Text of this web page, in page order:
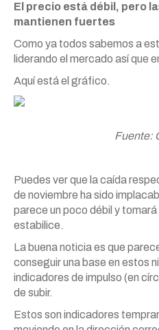
El precio está débil, pero
mantienen fuertes
Como ya todos sabemos a
liderando el mercado así que
Aquí está el gráfico.
Fuente:
Puedes ver que la caída
de noviembre ha sido
parece un poco débil y
estabilice.
La buena noticia es que
conseguir una base en estos
indicadores de impulso (en
de subir.
Estos son indicadores